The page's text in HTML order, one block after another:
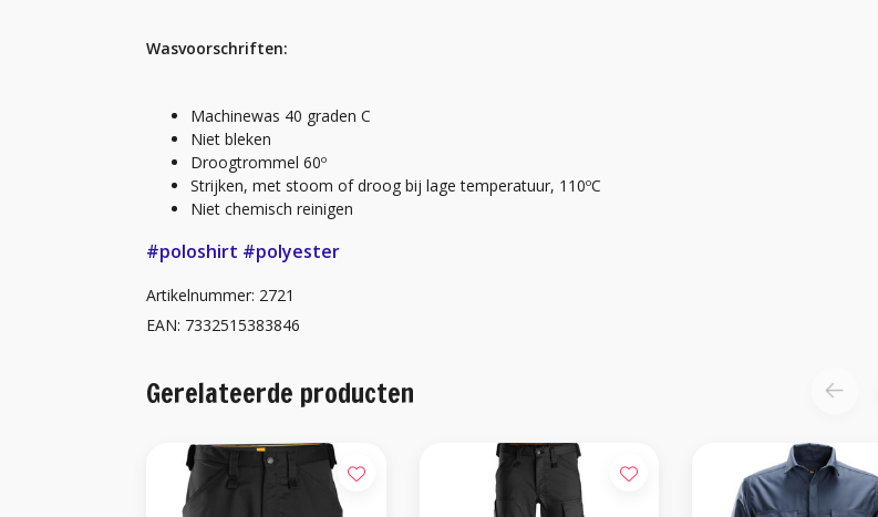
Wasvoorschriften:
Machinewas 40 graden C
Niet bleken
Droogtrommel 60º
Strijken, met stoom of droog bij lage temperatuur, 110ºC
Niet chemisch reinigen
#poloshirt #polyester
Artikelnummer: 2721
EAN: 7332515383846
Gerelateerde producten